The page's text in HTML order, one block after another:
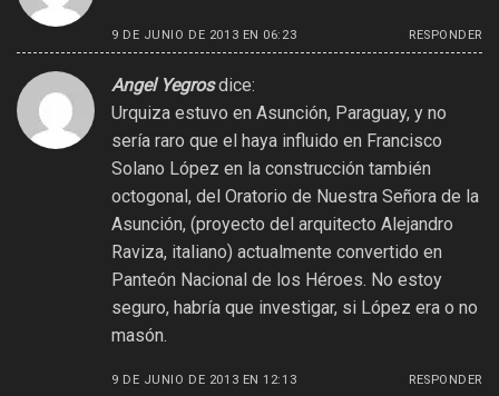
9 DE JUNIO DE 2013 EN 06:23 RESPONDER
Angel Yegros dice:
Urquiza estuvo en Asunción, Paraguay, y no
sería raro que el haya influido en Francisco
Solano López en la construcción también
octogonal, del Oratorio de Nuestra Señora de la
Asunción, (proyecto del arquitecto Alejandro
Raviza, italiano) actualmente convertido en
Panteón Nacional de los Héroes. No estoy
seguro, habría que investigar, si López era o no
masón.
9 DE JUNIO DE 2013 EN 12:13 RESPONDER